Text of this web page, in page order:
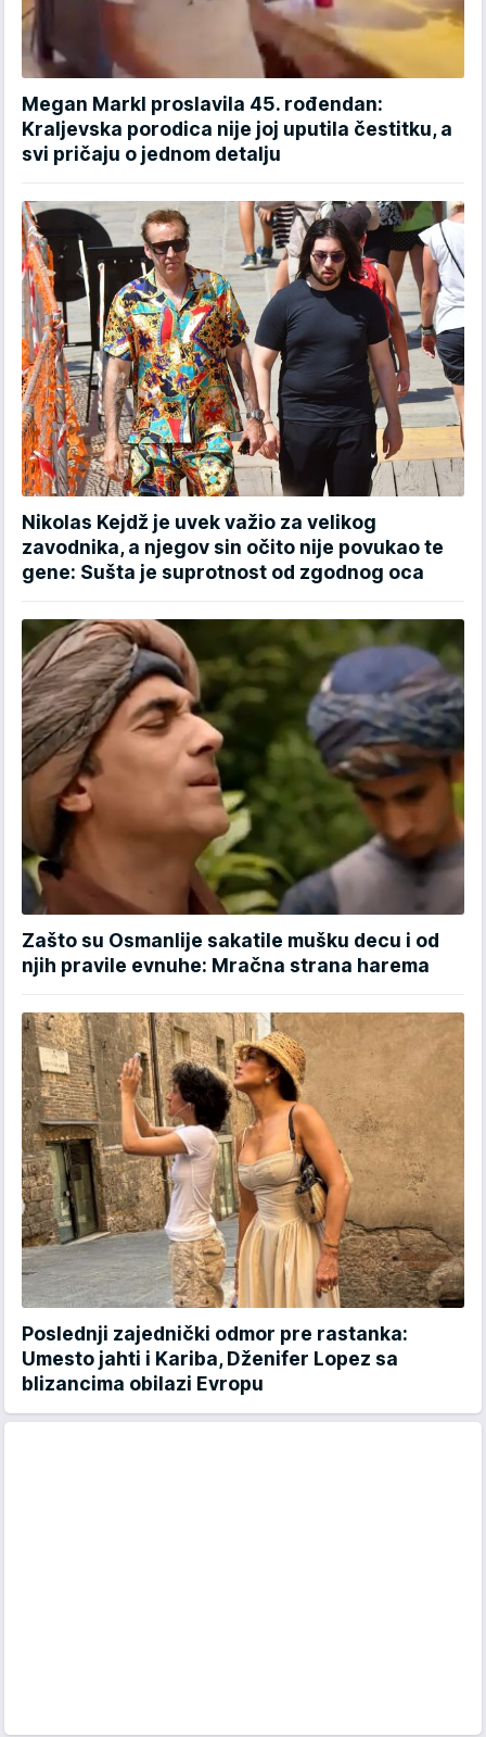
Megan Markl proslavila 45. rođendan:
Kraljevska porodica nije joj uputila čestitku, a
svi pričaju o jednom detalju
Nikolas Kejdž je uvek važio za velikog
zavodnika, a njegov sin očito nije povukao te
gene: Sušta je suprotnost od zgodnog oca
Zašto su Osmanlije sakatile mušku decu i od
njih pravile evnuhe: Mračna strana harema
Poslednji zajednički odmor pre rastanka:
Umesto jahti i Kariba, Dženifer Lopez sa
blizancima obilazi Evropu